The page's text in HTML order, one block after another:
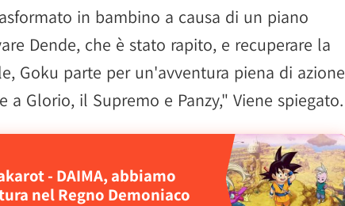
in bambino a causa di un piano
Dende, che è stato rapito, e recuperare la
Goku parte per un'avventura piena di azione
a Glorio, il Supremo e Panzy," Viene spiegato.
- DAIMA, abbiamo
nel Regno Demoniaco